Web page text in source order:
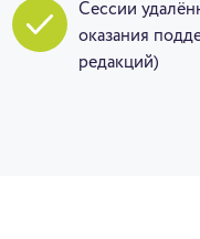
Сессии
оказания
редакций)